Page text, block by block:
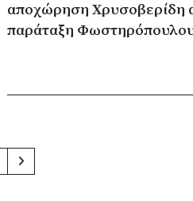
αποχώρηση Χρυσοβερίδη
παράταξη